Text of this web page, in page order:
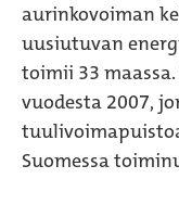
aurinkovoiman
uusiutuvan
toimii 33
vuodesta 2007,
Suomessa